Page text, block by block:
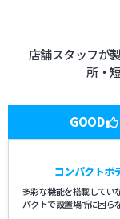
店舗スタッフが
所・
GOOD
コンパクトボ
多彩な機能を搭載してい
パクトで設置場所に困ら